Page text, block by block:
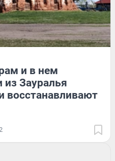
и в нем
из Зауралья
восстанавливают